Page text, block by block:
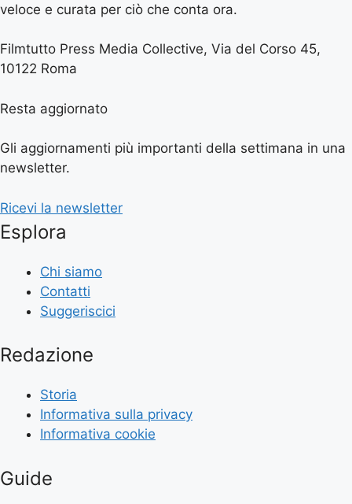
veloce e curata per ciò che conta ora.
Filmtutto Press Media Collective, Via del Corso 45,
10122 Roma
Resta aggiornato
Gli aggiornamenti più importanti della settimana in una
newsletter.
Ricevi la newsletter
Esplora
Chi siamo
Contatti
Suggeriscici
Redazione
Storia
Informativa sulla privacy
Informativa cookie
Guide